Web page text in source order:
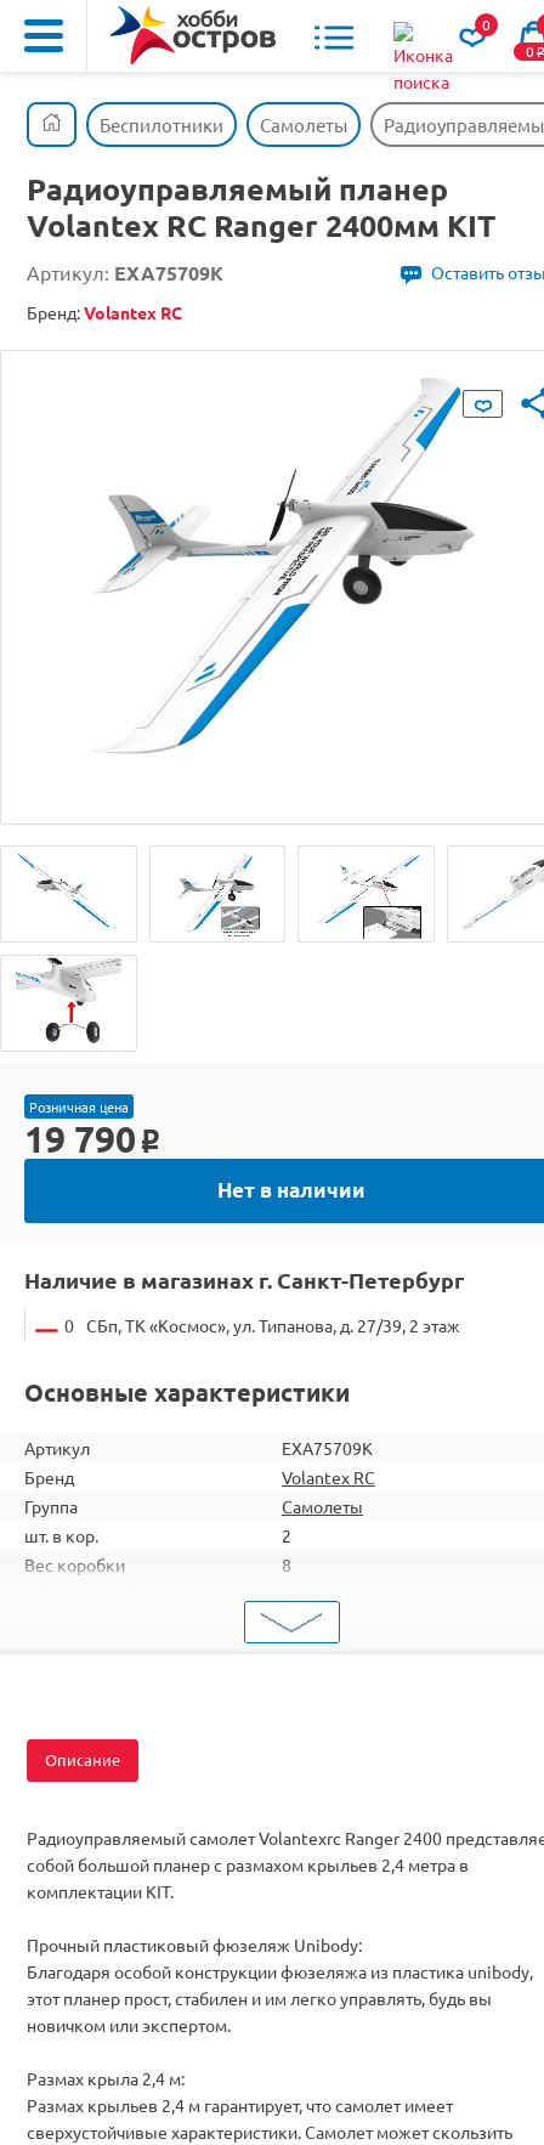
0
0o
Беспилотники Самолеты
Радиоуправляемый планер
Volantex RC Ranger 2400мм KIT
Артикул: EXA75709K
Оставить
Бренд:Volantex RC
Розничная цена
19 790 o
Нет в наличии
Наличие в магазинах г. Санкт-Петербург
0 СБп, ТК «Космос», ул. Типанова, д. 27/39, 2 этаж
Основные характеристики
Артикул
EXA75709K
Бренд
Volantex RC
Группа
Самолеты
шт. в кор.
2
Вес коробки
8
2000000094946
Описание
Радиоуправляемый самолет Volantexrc Ranger 2400
собой большой планер с размахом крыльев 2,4 метра в
комплектации KIT.
Прочный пластиковый фюзеляж Unibody:
Благодаря особой конструкции фюзеляжа из пластика unibody,
этот планер прост, стабилен и им легко управлять, будь вы
новичком или экспертом.
Размах крыла 2,4 м:
Размах крыльев 2,4 м гарантирует, что самолет имеет
сверхустойчивые характеристики. Самолет может скользить